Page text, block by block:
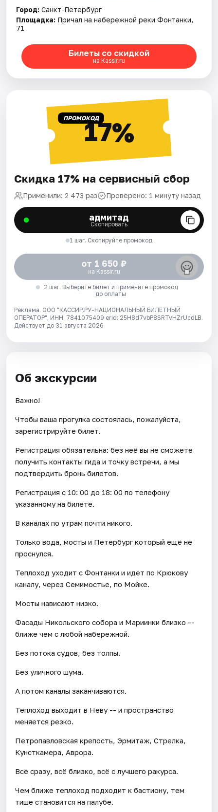
Город: Санкт-Петербург
Площадка: Причал на набережной реки Фонтанки,
71
Билеты со скидкой
на Kassir.ru
ПРОМОКОД17%
Скидка 17% на сервисный сбор
Применили: 2 473 раз Проверено: 1 минуту назад
адмитад
Скопировать
1 шаг. Скопируйте промокод
от 1 650 ₽
на Kassir.ru
2 шаг. Выберите билет и примените промокод
до оплаты
Реклама. ООО "КАССИР.РУ-НАЦИОНАЛЬНЫЙ БИЛЕТНЫЙ
ОПЕРАТОР", ИНН: 7841075409 erid: 25H8d7vbP8SRTvHZrUcdLB.
Действует до 31 августа 2026
Об экскурсии
Важно!
Чтобы ваша прогулка состоялась, пожалуйста,
зарегистрируйте билет.
Регистрация обязательна: без неё вы не сможете
получить контакты гида и точку встречи, а мы
подтвердить бронь билетов.
Регистрация с 10: 00 до 18: 00 по телефону
указанному на билете.
В каналах по утрам почти никого.
Только вода, мосты и Петербург который ещё не
проснулся.
Теплоход уходит с Фонтанки и идёт по Крюкову
каналу, через Семимостье, по Мойке.
Мосты нависают низко.
Фасады Никольского собора и Мариинки близко --
ближе чем с любой набережной.
Без потока судов, без толпы.
Без уличного шума.
А потом каналы заканчиваются.
Теплоход выходит в Неву -- и пространство
меняется резко.
Петропавловская крепость, Эрмитаж, Стрелка,
Кунсткамера, Аврора.
Всё сразу, всё близко, всё с лучшего ракурса.
Чем ближе теплоход подходит к бастиону, тем
тише становится на палубе.